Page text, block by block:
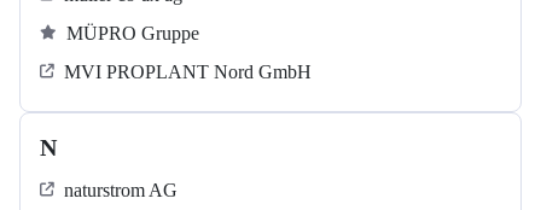
MÜPRO Gruppe
MVI PROPLANT Nord GmbH
N
naturstrom AG